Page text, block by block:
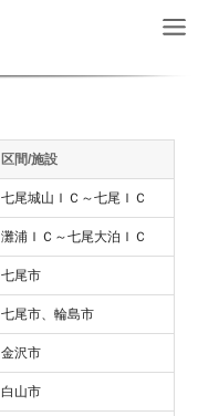
区間/施設
七尾城山ＩＣ～七尾ＩＣ
灘浦ＩＣ～七尾大泊ＩＣ
七尾市
七尾市、輪島市
金沢市
白山市